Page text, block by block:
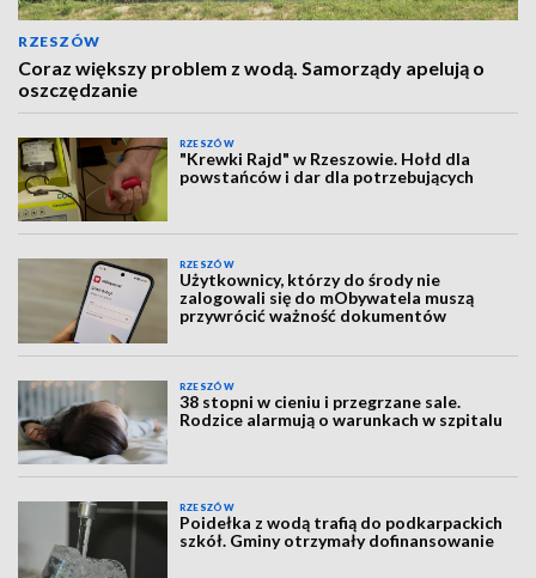
RZESZÓW
Coraz większy problem z wodą. Samorządy apelują o
oszczędzanie
RZESZÓW
"Krewki Rajd" w Rzeszowie. Hołd dla
powstańców i dar dla potrzebujących
RZESZÓW
Użytkownicy, którzy do środy nie
zalogowali się do mObywatela muszą
przywrócić ważność dokumentów
RZESZÓW
38 stopni w cieniu i przegrzane sale.
Rodzice alarmują o warunkach w szpitalu
RZESZÓW
Poidełka z wodą trafią do podkarpackich
szkół. Gminy otrzymały dofinansowanie